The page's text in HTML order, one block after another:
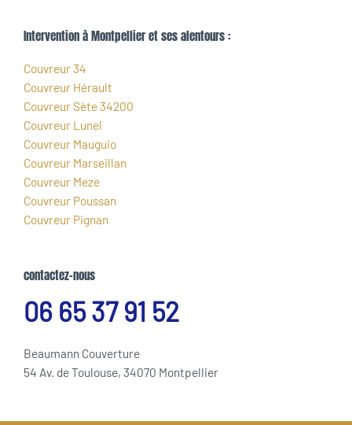
Intervention à Montpellier et ses alentours :
Couvreur 34
Couvreur Hérault
Couvreur Sète 34200
Couvreur Lunel
Couvreur Mauguio
Couvreur Marseillan
Couvreur Meze
Couvreur Poussan
Couvreur Pignan
contactez-nous
06 65 37 91 52
Beaumann Couverture
54 Av. de Toulouse, 34070 Montpellier